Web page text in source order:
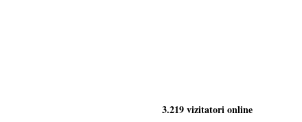
3.219 vizitatori online